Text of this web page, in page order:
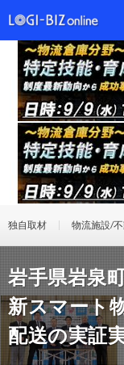
独自取材 物流施設/
岩手県岩泉
新スマート
配送の実証